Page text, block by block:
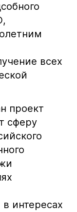
всех
проект
сферу
интересах